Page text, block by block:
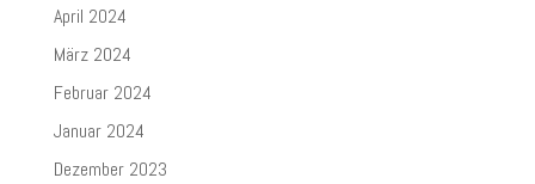
April 2024
März 2024
Februar 2024
Januar 2024
Dezember 2023